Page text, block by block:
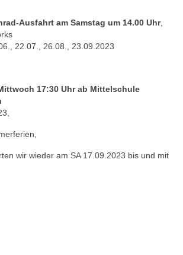
Ausfahrt am Samstag um 14.00 Uhr,
22.07., 26.08., 23.09.2023
17:30 Uhr ab Mittelschule
wir wieder am SA 17.09.2023 bis und mit